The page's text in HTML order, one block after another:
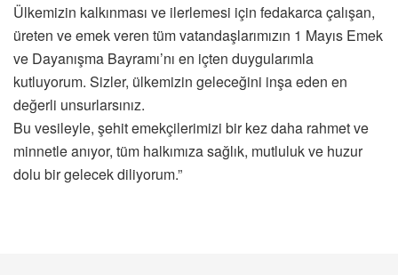
Ülkemizin kalkınması ve ilerlemesi için fedakarca çalışan,
üreten ve emek veren tüm vatandaşlarımızın 1 Mayıs Emek
ve Dayanışma Bayramı’nı en içten duygularımla
kutluyorum. Sizler, ülkemizin geleceğini inşa eden en
değerli unsurlarsınız.
Bu vesileyle, şehit emekçilerimizi bir kez daha rahmet ve
minnetle anıyor, tüm halkımıza sağlık, mutluluk ve huzur
dolu bir gelecek diliyorum.”